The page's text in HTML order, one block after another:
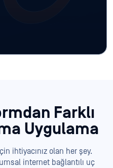
Farklı
Uygulama
ihtiyacınız olan her şey.
internet bağlantılı uç